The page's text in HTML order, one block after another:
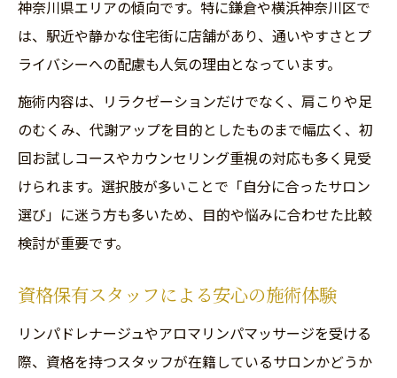
神奈川県エリアの傾向です。特に鎌倉や横浜神奈川区で
は、駅近や静かな住宅街に店舗があり、通いやすさとプ
ライバシーへの配慮も人気の理由となっています。
施術内容は、リラクゼーションだけでなく、肩こりや足
のむくみ、代謝アップを目的としたものまで幅広く、初
回お試しコースやカウンセリング重視の対応も多く見受
けられます。選択肢が多いことで「自分に合ったサロン
選び」に迷う方も多いため、目的や悩みに合わせた比較
検討が重要です。
資格保有スタッフによる安心の施術体験
リンパドレナージュやアロマリンパマッサージを受ける
際、資格を持つスタッフが在籍しているサロンかどうか